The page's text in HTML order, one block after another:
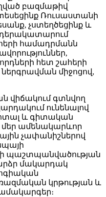
բազմաթիվ
Ռուսաստանի
չստեղծեցինք և
դերակատարում
համադրմանն
հետ շահերի
ներգրավման միջոցով,
վիճակում գտնվող
ունենալով
և գիտական
մեր ամենակարևոր
չափանիշներով
պաշտպանվածության
մակարդակ
կրթության և